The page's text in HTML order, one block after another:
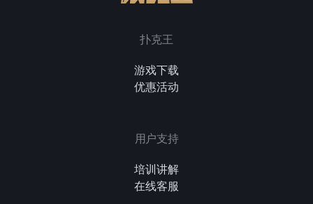
扑克王
游戏下载
优惠活动
用户支持
培训讲解
在线客服